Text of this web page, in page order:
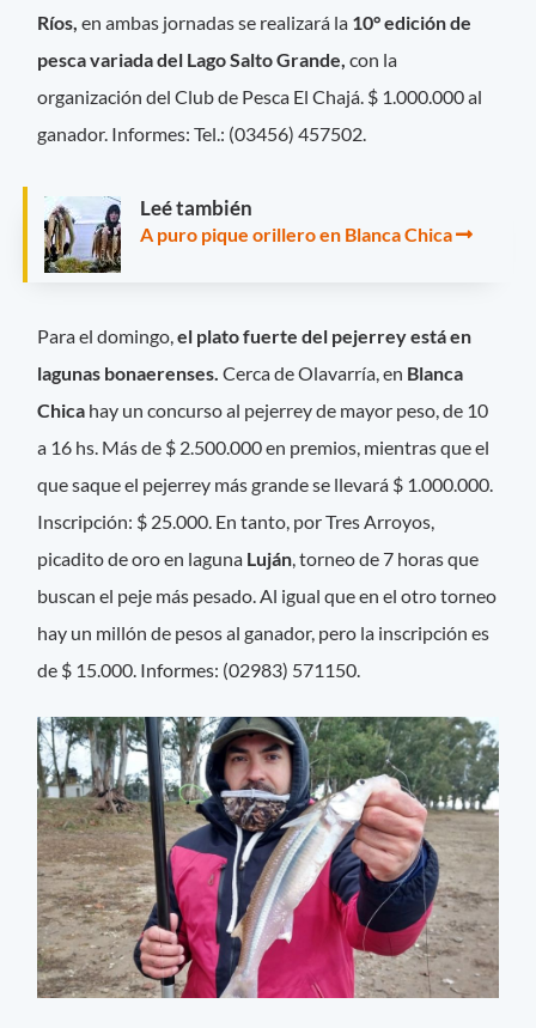
Ríos,en ambas jornadas se realizará la 10° edición de
pesca variada del Lago Salto Grande, con la
organización del Club de Pesca El Chajá. $ 1.000.000 al
ganador. Informes: Tel.: (03456) 457502.
Leé también
A puro pique orillero en Blanca Chica
Para el domingo,el plato fuerte del pejerrey está en
lagunas bonaerenses.Cerca de Olavarría, en Blanca
Chica hay un concurso al pejerrey de mayor peso, de 10
a 16 hs. Más de $ 2.500.000 en premios, mientras que el
que saque el pejerrey más grande se llevará $ 1.000.000.
Inscripción: $ 25.000. En tanto, por Tres Arroyos,
picadito de oro en laguna Luján, torneo de 7 horas que
buscan el peje más pesado. Al igual que en el otro torneo
hay un millón de pesos al ganador, pero la inscripción es
de $ 15.000. Informes: (02983) 571150.